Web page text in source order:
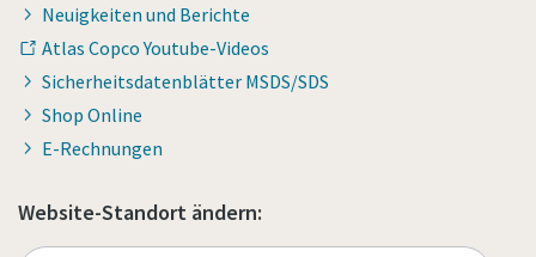
Neuigkeiten und Berichte
Atlas Copco Youtube-Videos
Sicherheitsdatenblätter MSDS/SDS
Shop Online
E-Rechnungen
Website-Standort ändern: